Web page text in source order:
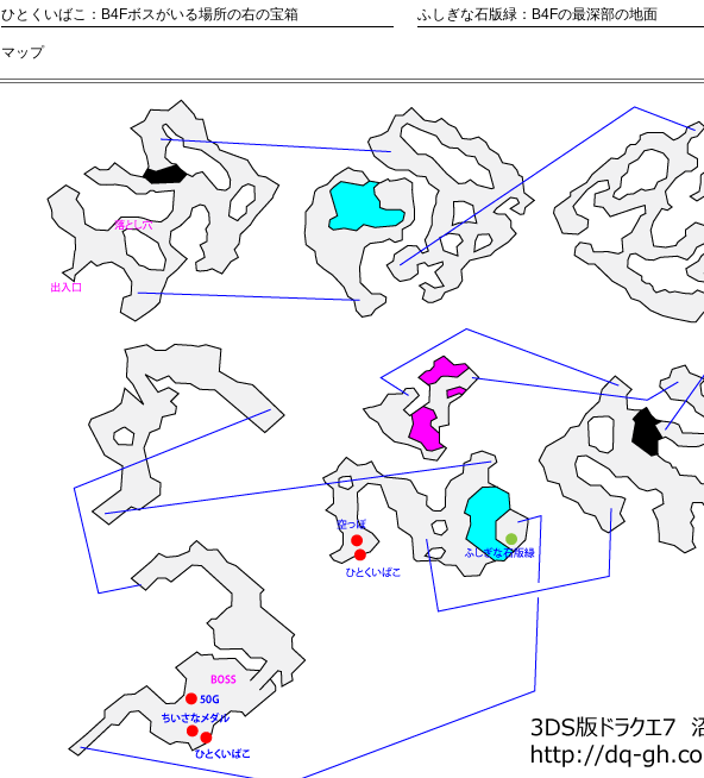
ひとくいばこ：B4Fボスがいる場所の右の宝箱
ふしぎな石版緑：B4Fの最深部の地面
マップ